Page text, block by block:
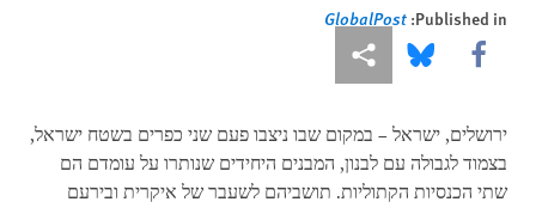
Published in:
GlobalPost
Share this via Facebook
Share this via Bluesky
More sharing options
ירושלים, ישראל – במקום שבו ניצבו פעם שני כפרים בשטח ישראל,
בצמוד לגבולה עם לבנון, המבנים היחידים שנותרו על עומדם הם
שתי הכנסיות הקתוליות. תושביהם לשעבר של איקרית ובירעם